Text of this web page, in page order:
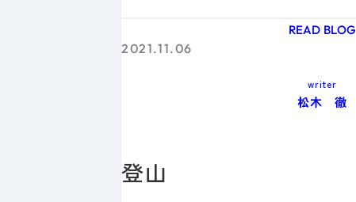
登山
2021.11.06
writer
松木 徹
READ BLOG